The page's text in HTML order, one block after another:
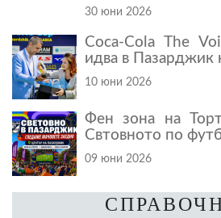
30 юни 2026
Coca-Cola The
идва в Пазарджик
10 юни 2026
Фен зона на
Свтовното по
09 юни 2026